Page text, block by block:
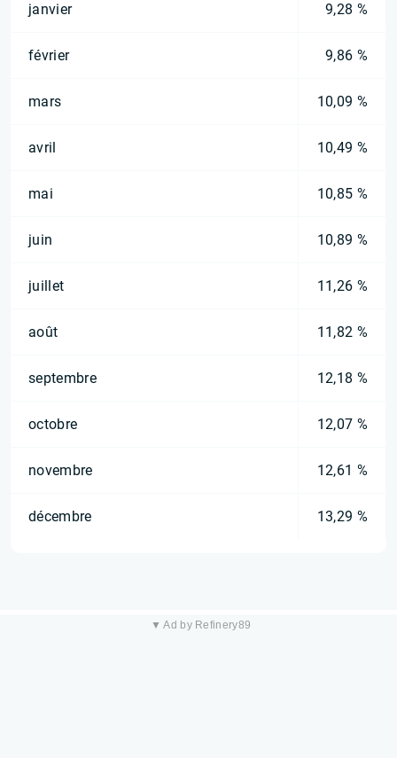
janvier 9,28 %
février 9,86 %
mars 10,09 %
avril 10,49 %
mai 10,85 %
juin 10,89 %
juillet 11,26 %
août 11,82 %
septembre 12,18 %
octobre 12,07 %
novembre 12,61 %
décembre 13,29 %
▼ Ad by Refinery89